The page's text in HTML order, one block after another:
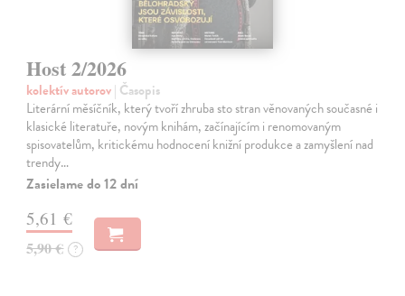
Host 2/2026
kolektív autorov| Časopis
Literární měsíčník, který tvoří zhruba sto stran věnovaných současné i
klasické literatuře, novým knihám, začínajícím i renomovaným
spisovatelům, kritickému hodnocení knižní produkce a zamyšlení nad
trendy…
Zasielame do 12 dní
5,61 €
5,90 € ?